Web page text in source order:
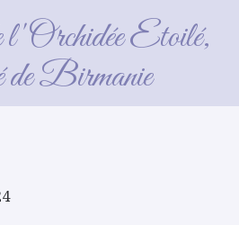
l'Orchidée Etoilé,
Birmanie
Zeus